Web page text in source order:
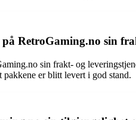
RetroGaming.no sin
sin frakt- og
pakkene er blitt levert i god stand.